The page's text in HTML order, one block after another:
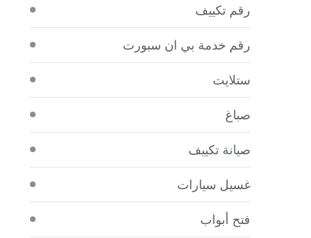
رقم تكييف
رقم خدمة بي ان سبورت
ستلايت
صباغ
صيانة تكييف
غسيل سيارات
فتح أبواب